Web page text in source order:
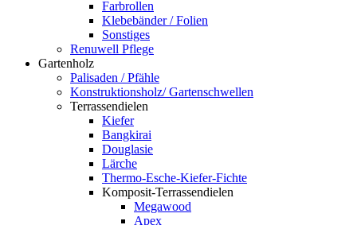
Farbrollen
Klebebänder / Folien
Sonstiges
Renuwell Pflege
Gartenholz
Palisaden / Pfähle
Konstruktionsholz/ Gartenschwellen
Terrassendielen
Kiefer
Bangkirai
Douglasie
Lärche
Thermo-Esche-Kiefer-Fichte
Komposit-Terrassendielen
Megawood
Apex